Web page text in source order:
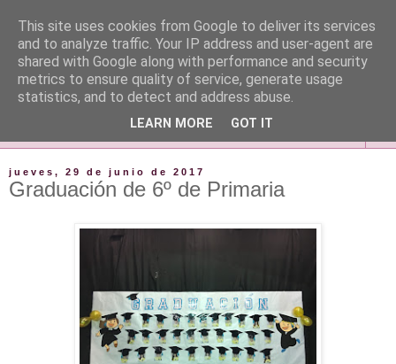
jueves, 29 de junio de 2017
Graduación de 6º de Primaria
This site uses cookies from Google to deliver its services
and to analyze traffic. Your IP address and user-agent are
shared with Google along with performance and security
metrics to ensure quality of service, generate usage
statistics, and to detect and address abuse.
LEARN MORE GOT IT